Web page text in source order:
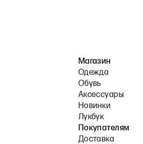
Магазин
Одежда
Обувь
Аксессуары
Новинки
Лукбук
Покупателям
Доставка